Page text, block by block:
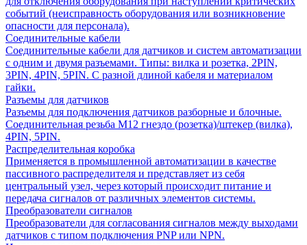
событий (неисправность оборудования или возникновение
опасности для персонала).
Соединительные кабели
Соединительные кабели для датчиков и систем автоматизации
с одним и двумя разъемами. Типы: вилка и розетка, 2PIN,
3PIN, 4PIN, 5PIN. С разной длиной кабеля и материалом
гайки.
Разъемы для датчиков
Разъемы для подключения датчиков разборные и блочные.
Соединительная резьба М12 гнездо (розетка)/штекер (вилка),
4PIN, 5PIN.
Распределительная коробка
Применяется в промышленной автоматизации в качестве
пассивного распределителя и представляет из себя
центральный узел, через который происходит питание и
передача сигналов от различных элементов системы.
Преобразователи сигналов
Преобразователи для согласования сигналов между выходами
датчиков с типом подключения PNP или NPN.